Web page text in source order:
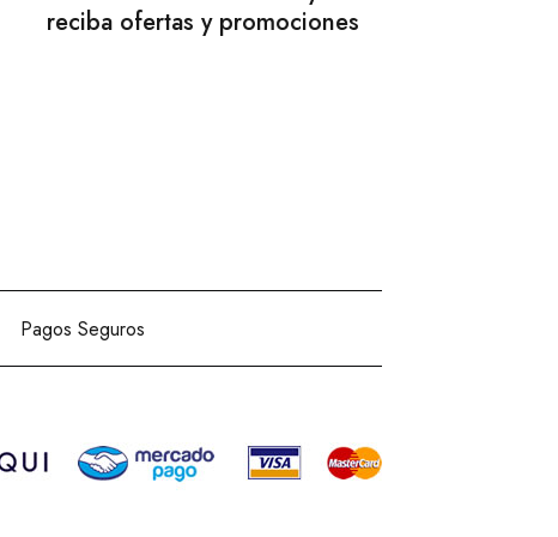
reciba ofertas y promociones
Pagos Seguros